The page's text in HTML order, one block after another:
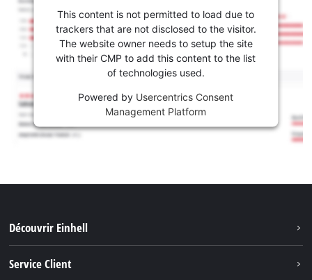
This content is not permitted to load due to
trackers that are not disclosed to the visitor.
The website owner needs to setup the site
with their CMP to add this content to the list
of technologies used.
Powered by Usercentrics Consent
Management Platform
Découvrir Einhell
Service Client